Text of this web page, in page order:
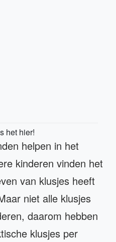
het hier!
helpen in het
kinderen vinden het
van klusjes heeft
niet alle klusjes
daarom hebben
klusjes per